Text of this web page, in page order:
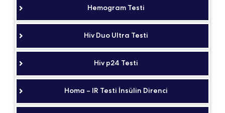
Hemogram Testi
Hiv Duo Ultra Testi
Hiv p24 Testi
Homa – IR Testi İnsülin Direnci